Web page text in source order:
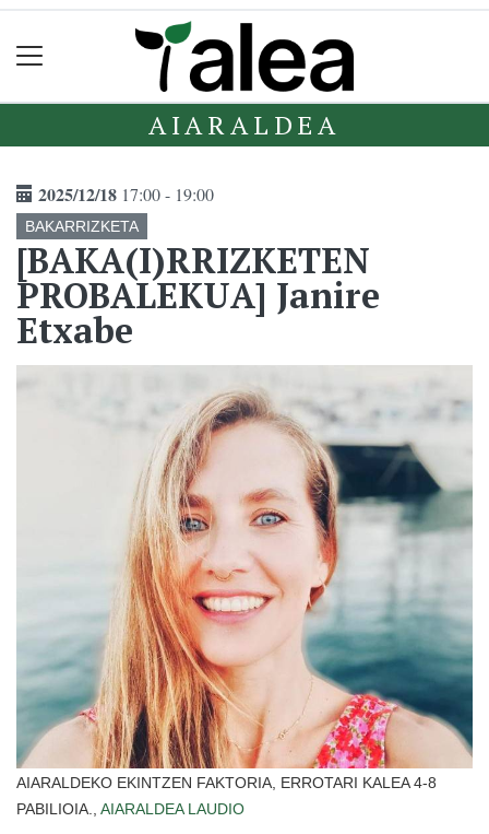
AIARALDEA
2025/12/18 17:00 - 19:00
BAKARRIZKETA
[BAKA(I)RRIZKETEN
PROBALEKUA] Janire
Etxabe
AIARALDEKO EKINTZEN FAKTORIA, ERROTARI KALEA 4-8
PABILIOIA., AIARALDEA LAUDIO